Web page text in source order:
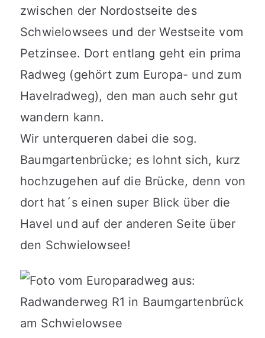
zwischen der Nordostseite des
Schwielowsees und der Westseite vom
Petzinsee. Dort entlang geht ein prima
Radweg (gehört zum Europa- und zum
Havelradweg), den man auch sehr gut
wandern kann.
Wir unterqueren dabei die sog.
Baumgartenbrücke; es lohnt sich, kurz
hochzugehen auf die Brücke, denn von
dort hat´s einen super Blick über die
Havel und auf der anderen Seite über
den Schwielowsee!